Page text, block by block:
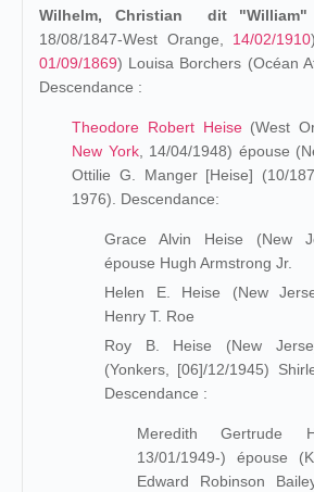
Wilhelm, Christian dit "William"
18/08/1847-West Orange, 14/02/1910
01/09/1869) Louisa Borchers (Océan
Descendance :
Theodore Robert Heise(West
New York, 14/04/1948) épouse
Ottilie G. Manger [Heise] (10/
1976). Descendance:
Grace Alvin Heise (New
épouse Hugh Armstrong Jr.
Helen E. Heise (New
Henry T. Roe
Roy B. Heise (New
(Yonkers, [06]/12/1945)
Descendance :
Meredith Gertrude
13/01/1949-) épouse
Edward Robinson